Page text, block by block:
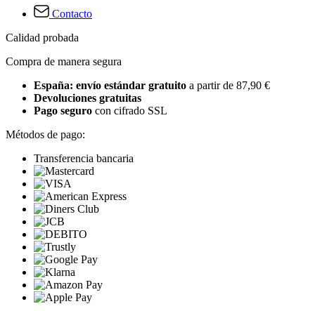
Contacto
Calidad probada
Compra de manera segura
España: envío estándar gratuito a partir de 87,90 €
Devoluciones gratuitas
Pago seguro con cifrado SSL
Métodos de pago:
Transferencia bancaria